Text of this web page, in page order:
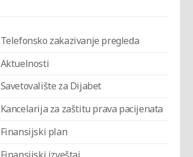
Telefonsko zakazivanje pregleda
Aktuelnosti
Savetovalište za Dijabet
Kancelarija za zaštitu prava pacijenata
Finansijski plan
Finansijski izveštaj